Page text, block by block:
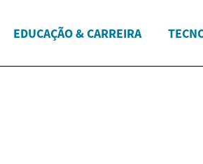
EDUCAÇÃO & CARREIRA